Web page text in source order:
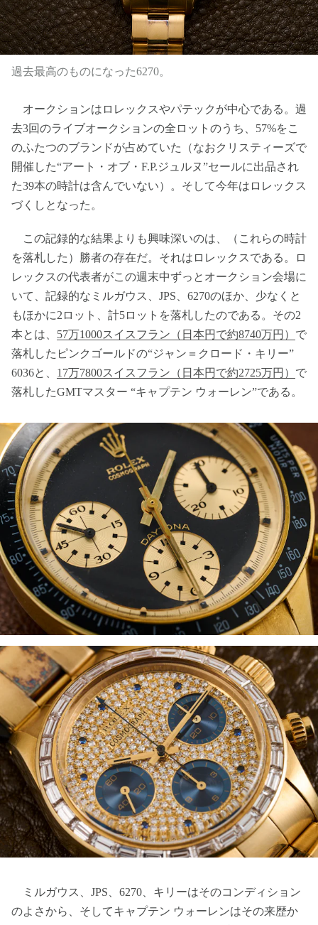
過去最高のものになった6270。
オークションはロレックスやパテックが中心である。過
去3回のライブオークションの全ロットのうち、57%をこ
のふたつのブランドが占めていた（なおクリスティーズで
開催した“アート・オブ・F.P.ジュルヌ”セールに出品され
た39本の時計は含んでいない）。そして今年はロレックス
づくしとなった。
この記録的な結果よりも興味深いのは、（これらの時計
を落札した）勝者の存在だ。それはロレックスである。ロ
レックスの代表者がこの週末中ずっとオークション会場に
いて、記録的なミルガウス、JPS、6270のほか、少なくと
もほかに2ロット、計5ロットを落札したのである。その2
本とは、 57万1000スイスフラン（日本円で約8740万円） で
落札したピンクゴールドの“ジャン＝クロード・キリー”
6036と、 17万7800スイスフラン（日本円で約2725万円） で
落札したGMTマスター “キャプテン ウォーレン”である。
ミルガウス、JPS、6270、キリーはそのコンディション
のよさから、そしてキャプテン ウォーレンはその来歴か